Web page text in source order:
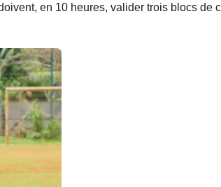
en 10 heures, valider trois blocs de